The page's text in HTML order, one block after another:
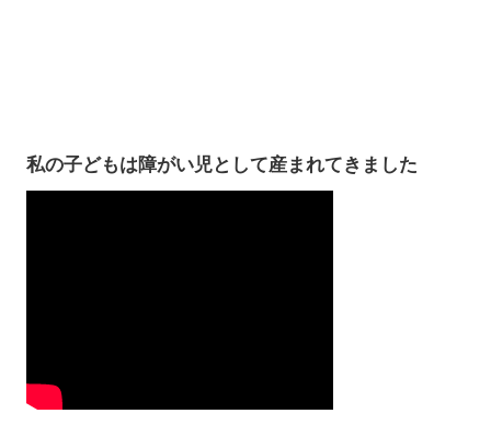
私の子どもは障がい児として産まれてきました